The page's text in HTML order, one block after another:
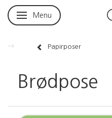
Skifte navigation
Menu
Papirposer
Brødpose